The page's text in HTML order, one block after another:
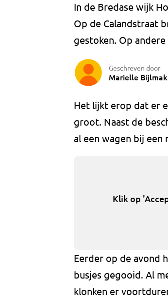
In de Bredase wijk
Op de Calandstraat
gestoken. Op
Geschreven door
Marielle
Het lijkt erop dat er
groot. Naast de
al een wagen bij een
Klik op
Eerder op de avond
busjes gegooid. Al
klonken er